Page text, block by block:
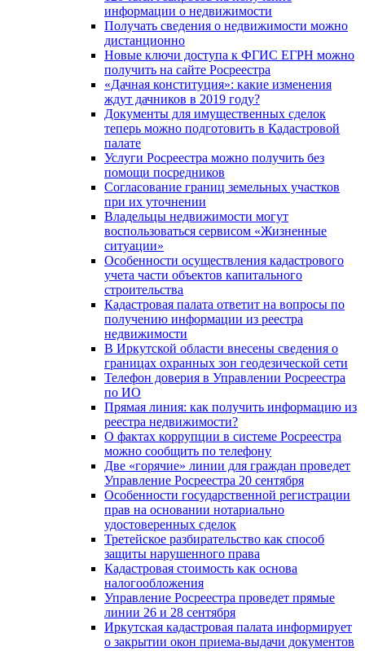
информации о недвижимости
Получать сведения о недвижимости можно
дистанционно
Новые ключи доступа к ФГИС ЕГРН можно
получить на сайте Росреестра
«Дачная конституция»: какие изменения
ждут дачников в 2019 году?
Документы для имущественных сделок
теперь можно подготовить в Кадастровой
палате
Услуги Росреестра можно получить без
помощи посредников
Согласование границ земельных участков
при их уточнении
Владельцы недвижимости могут
воспользоваться сервисом «Жизненные
ситуации»
Особенности осуществления кадастрового
учета части объектов капитального
строительства
Кадастровая палата ответит на вопросы по
получению информации из реестра
недвижимости
В Иркутской области внесены сведения о
границах охранных зон геодезической сети
Телефон доверия в Управлении Росреестра
по ИО
Прямая линия: как получить информацию из
реестра недвижимости?
О фактах коррупции в системе Росреестра
можно сообщить по телефону
Две «горячие» линии для граждан проведет
Управление Росреестра 20 сентября
Особенности государственной регистрации
прав на основании нотариально
удостоверенных сделок
Третейское разбирательство как способ
защиты нарушенного права
Кадастровая стоимость как основа
налогообложения
Управление Росреестра проведет прямые
линии 26 и 28 сентября
Иркутская кадастровая палата информирует
о закрытии окон приема-выдачи документов